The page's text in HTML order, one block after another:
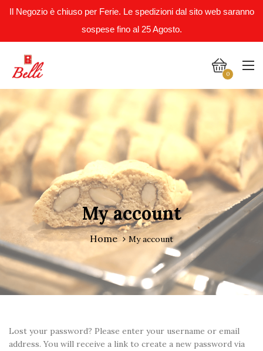
Il Negozio è chiuso per Ferie. Le spedizioni dal sito web saranno
sospese fino al 25 Agosto.
0
My account
Home My account
Lost your password? Please enter your username or email
address. You will receive a link to create a new password via